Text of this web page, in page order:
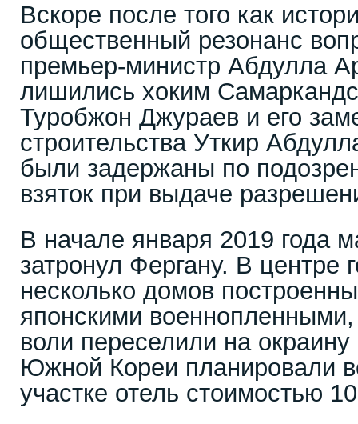
Вскоре после того как
общественный резонанс
премьер-министр Абдулла
лишились хоким
Туробжон Джураев и его
строительства Уткир
были задержаны по
взяток при выдаче
В начале января 2019 года
затронул Фергану. В центре
несколько домов
японскими
воли переселили на
Южной Кореи планировали
участке отель стоимостью